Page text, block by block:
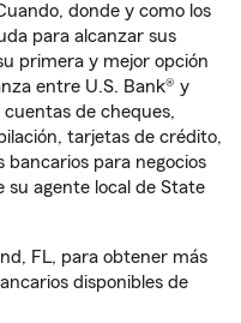
donde y como los
para alcanzar sus
primera y mejor opción
entre U.S. Bank® y
de cheques,
tarjetas de crédito,
para negocios
su agente local de State
FL, para obtener más
disponibles de